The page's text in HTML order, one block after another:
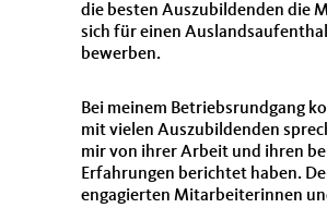
die besten Auszubildenden die
sich für einen
bewerben.
Bei meinem Betriebsrundgang
mit vielen Auszubildenden
mir von ihrer Arbeit und ihren
Erfahrungen berichtet haben.
engagierten Mitarbeiterinnen